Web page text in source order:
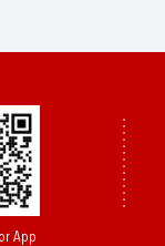
App